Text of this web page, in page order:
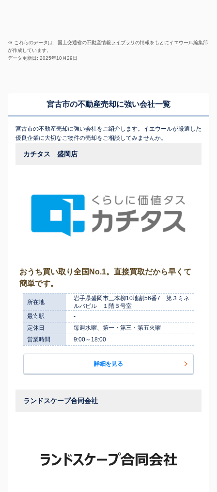
※ これらのデータは、国土交通省の不動産情報ライブラリの情報をもとにイエウール編集部
が作成しています。
データ更新日: 2025年10月29日
宮古市の不動産売却に強い会社一覧
宮古市の不動産売却に強い会社をご紹介します。イエウールが厳選した
優良企業に大切なご物件の売却をご相談してみませんか。
カチタス 盛岡店
おうち買い取り全国No.1。直接買取だから早くて
簡単です。
所在地
岩手県盛岡市三本柳10地割56番7 第３ミネ
ルバビル １階Ｂ号室
最寄駅
-
定休日
毎週水曜、第一・第三・第五火曜
営業時間
9:00～18:00
詳細を見る
ランドスケープ合同会社